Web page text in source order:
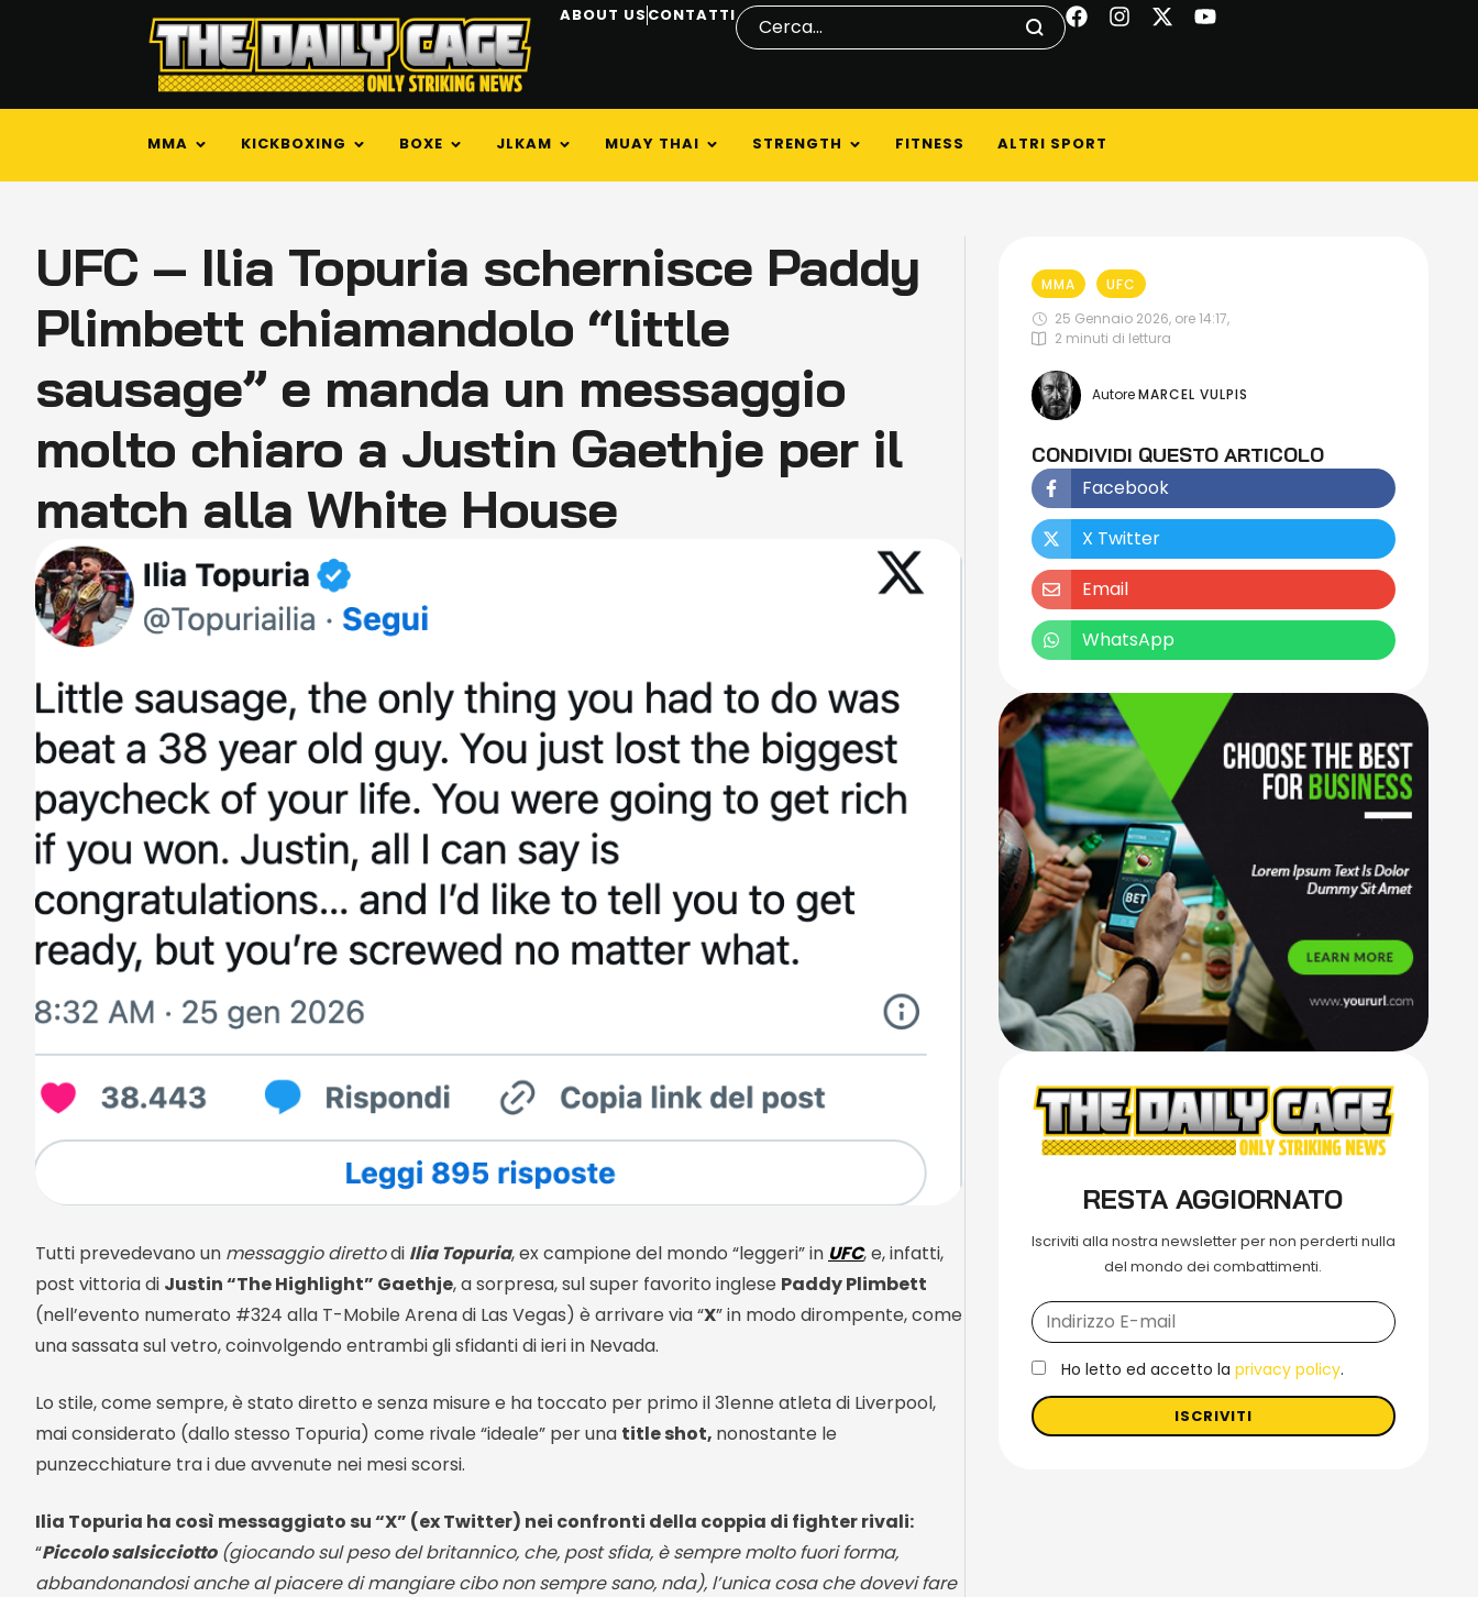
ABOUT US CONTATTI
MMA KICKBOXING BOXE JLKAM MUAY THAI STRENGTH FITNESS ALTRI SPORT
UFC – Ilia Topuria schernisce Paddy
Plimbett chiamandolo “little
sausage” e manda un messaggio
molto chiaro a Justin Gaethje per il
match alla White House
Tutti prevedevano un messaggio direttodi Ilia Topuria, ex campione del mondo “leggeri” in UFC, e, infatti,
post vittoria di Justin “The Highlight” Gaethje, a sorpresa, sul super favorito inglese Paddy Plimbett
(nell’evento numerato #324 alla T-Mobile Arena di Las Vegas) è arrivare via “X” in modo dirompente, come
una sassata sul vetro, coinvolgendo entrambi gli sfidanti di ieri in Nevada.
Lo stile, come sempre, è stato diretto e senza misure e ha toccato per primo il 31enne atleta di Liverpool,
mai considerato (dallo stesso Topuria) come rivale “ideale” per una title shot, nonostante le
punzecchiature tra i due avvenute nei mesi scorsi.
Ilia Topuria ha così messaggiato su “X” (ex Twitter) nei confronti della coppia di fighter rivali:
“Piccolo salsicciotto(giocando sul peso del britannico, che, post sfida, è sempre molto fuori forma,
abbandonandosi anche al piacere di mangiare cibo non sempre sano, nda), l’unica cosa che dovevi fare
MMA
UFC
25 Gennaio 2026, ore 14:17,
2 minuti di lettura
Autore MARCEL VULPIS
CONDIVIDI QUESTO ARTICOLO
Facebook
X Twitter
Email
WhatsApp
RESTA AGGIORNATO
Iscriviti alla nostra newsletter per non perderti nulla
del mondo dei combattimenti.
Ho letto ed accetto la privacy policy.
ISCRIVITI